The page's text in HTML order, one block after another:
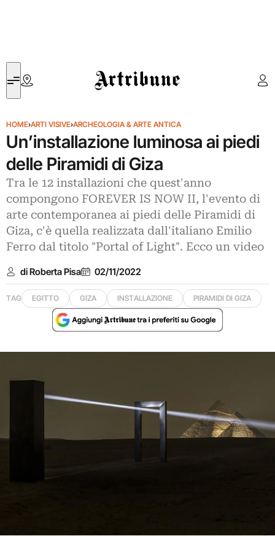
Artribune
HOME›ARTI VISIVE›ARCHEOLOGIA & ARTE ANTICA
Un’installazione luminosa ai piedi
delle Piramidi di Giza
Tra le 12 installazioni che quest'anno
compongono FOREVER IS NOW II, l'evento di
arte contemporanea ai piedi delle Piramidi di
Giza, c'è quella realizzata dall'italiano Emilio
Ferro dal titolo "Portal of Light". Ecco un video
di Roberta Pisa 02/11/2022
TAG EGITTO GIZA INSTALLAZIONE PIRAMIDI DI GIZA